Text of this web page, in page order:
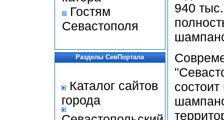
Гостям
Севастополя
Разделы СевПортала
Каталог сайтов
города
940